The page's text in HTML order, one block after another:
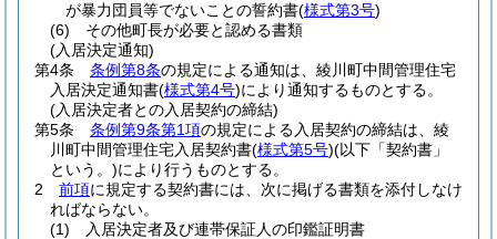
が暴力団員等でないことの誓約書(様式第3号)
(6)
その他町長が必要と認める書類
(入居決定通知)
第4条
条例第8条の規定による通知は、綾川町中間管理住宅
入居決定通知書(様式第4号)により通知するものとする。
(入居決定者との入居契約の締結)
第5条
条例第9条第1項の規定による入居契約の締結は、綾
川町中間管理住宅入居契約書(様式第5号)(以下「契約書」
という。)により行うものとする。
2
前項に規定する契約書には、次に掲げる書類を添付しなけ
ればならない。
(1)
入居決定者及び連帯保証人の印鑑証明書